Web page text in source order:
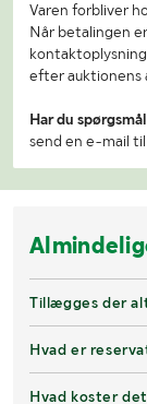
Varen forbliver
Når betalingen
efter auktionens
Har du
send en e-mail til
Tillægges der
Hvad er
Hvad koster